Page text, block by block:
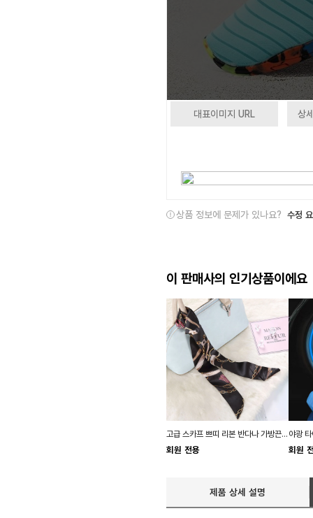
대표이미지 URL 상
상품 정보에 문제가 있나요? 수정
이 판매사의 인기상품이에요
고급 스카프 쁘띠 리본 반다나 가방끈 레이어드
회원 전용 회원
제품 상세 설명